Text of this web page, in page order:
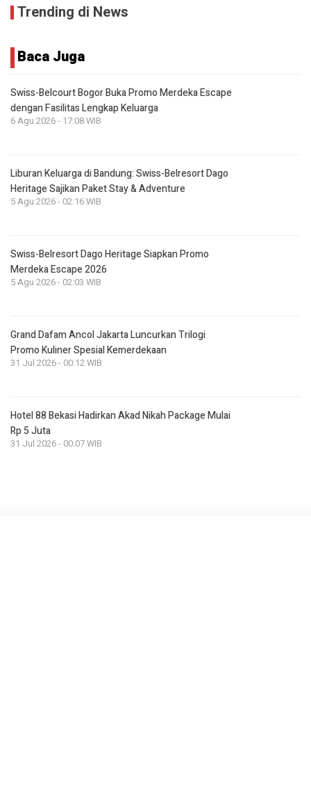
Trending di News
Baca Juga
Swiss-Belcourt Bogor Buka Promo Merdeka Escape
dengan Fasilitas Lengkap Keluarga
6 Agu 2026 - 17:08 WIB
Liburan Keluarga di Bandung: Swiss-Belresort Dago
Heritage Sajikan Paket Stay & Adventure
5 Agu 2026 - 02:16 WIB
Swiss-Belresort Dago Heritage Siapkan Promo
Merdeka Escape 2026
5 Agu 2026 - 02:03 WIB
Grand Dafam Ancol Jakarta Luncurkan Trilogi
Promo Kuliner Spesial Kemerdekaan
31 Jul 2026 - 00:12 WIB
Hotel 88 Bekasi Hadirkan Akad Nikah Package Mulai
Rp 5 Juta
31 Jul 2026 - 00:07 WIB